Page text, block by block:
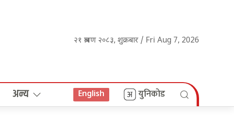
२१ श्रावण २०८३, शुक्रबार / Fri Aug 7, 2026
अन्य English युनिकोड